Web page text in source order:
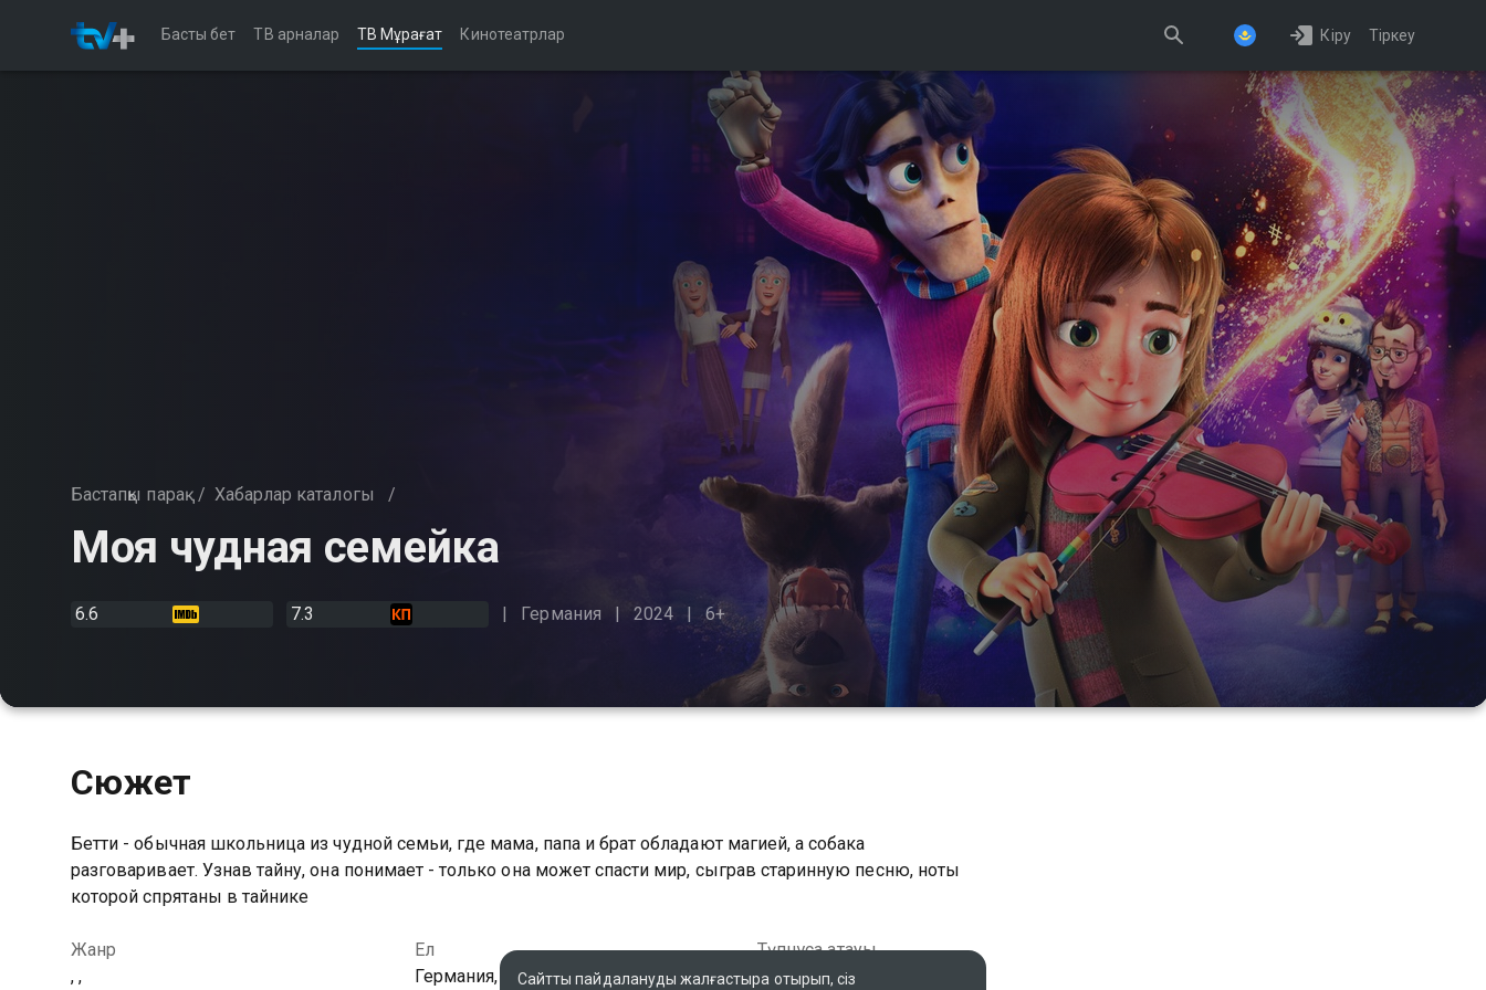
Басты бет ТВ арналар ТВ Мұрағат Кинотеатрлар Кіру Тіркеу
Бастапқы парақ / Хабарлар каталогы /
Моя чудная семейка
6.6 7.3 Германия 2024 6+
Сюжет
Бетти - обычная школьница из чудной семьи, где мама, папа и брат обладают магией, а собака
разговаривает. Узнав тайну, она понимает - только она может спасти мир, сыграв старинную песню, ноты
которой спрятаны в тайнике
Жанр
, ,
Ел
Германия, Ирландия, Австралия
Түпнұсқа атауы
My Freaky Family
Сайтты пайдалануды жалғастыра отырып, сіз